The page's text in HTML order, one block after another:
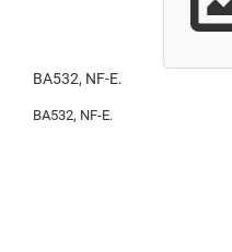
BA532, NF-E.
BA532, NF-E.